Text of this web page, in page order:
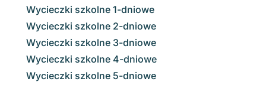
Wycieczki szkolne 1-dniowe
Wycieczki szkolne 2-dniowe
Wycieczki szkolne 3-dniowe
Wycieczki szkolne 4-dniowe
Wycieczki szkolne 5-dniowe